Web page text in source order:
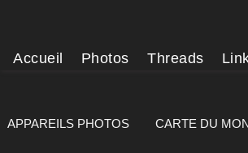
Accueil Photos Threads
APPAREILS PHOTOS CARTE DU